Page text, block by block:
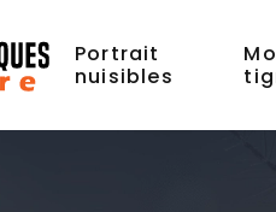
Portrait
nuisibles